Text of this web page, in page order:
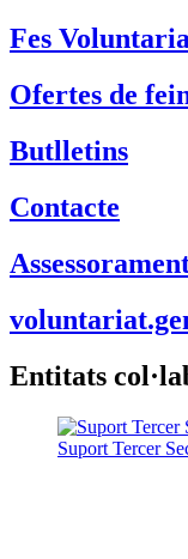
Fes
Ofertes de
Butlletins
Contacte
Entitats
Suport Tercer